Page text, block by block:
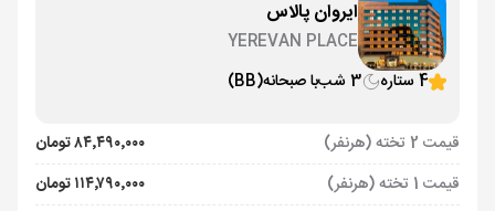
ایروان پالاس
YEREVAN PLACE
4 ستاره
3 شب با صبحانه(BB)
قیمت 2 تخته (هرنفر)
۸۴٬۴۹۰٬۰۰۰ تومان
قیمت 1 تخته (هرنفر)
۱۱۴٬۷۹۰٬۰۰۰ تومان